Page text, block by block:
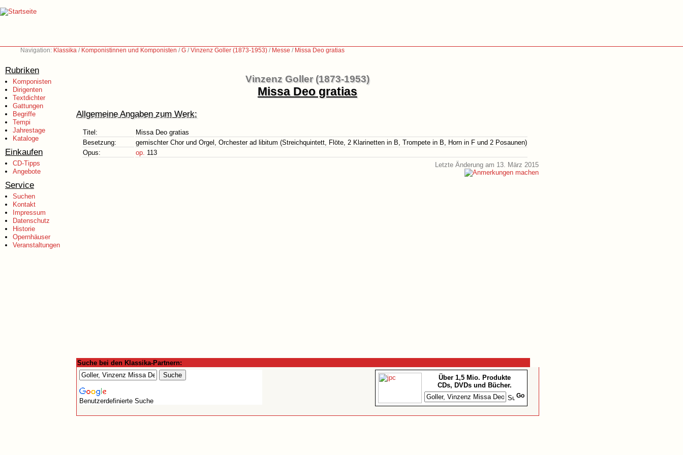
Navigation: Klassika / Komponistinnen und Komponisten /G /Vinzenz Goller (1873-1953) / Messe / Missa Deo gratias
Rubriken
Komponisten
Dirigenten
Textdichter
Gattungen
Begriffe
Tempi
Jahrestage
Kataloge
Einkaufen
CD-Tipps
Angebote
Service
Suchen
Kontakt
Impressum
Datenschutz
Historie
Opernhäuser
Veranstaltungen
Vinzenz Goller (1873-1953)
Missa Deo gratias
Allgemeine Angaben zum Werk:
Titel:
Missa Deo gratias
Besetzung:
gemischter Chor und Orgel, Orchester ad libitum (Streichquintett, Flöte, 2 Klarinetten in B, Trompete in B, Horn in F und 2 Posaunen)
Opus:
op. 113
Letzte Änderung am 13. März 2015
Suche bei den Klassika-Partnern:
Benutzerdefinierte Suche
Über 1,5 Mio. Produkte
CDs, DVDs und Bücher.
Go